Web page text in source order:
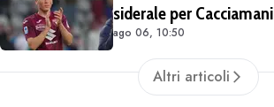
siderale per Cacciamani
ago 06, 10:50
Altri articoli